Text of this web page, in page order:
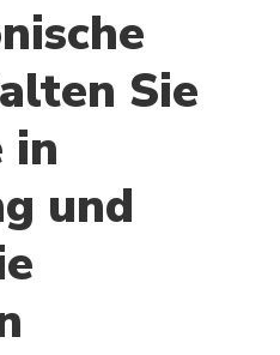
Sie
in
und